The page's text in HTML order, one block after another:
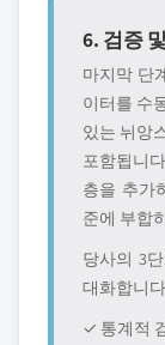
6. 검증
마지막 단
이터를 수
있는 뉘앙
포함됩니
층을 추가
준에 부합
당사의 3
대화합니
✓ 통계적